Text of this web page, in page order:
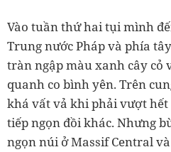
Vào tuần thứ hai tụi mình
Trung nước Pháp và phía
tràn ngập màu xanh cây cỏ
quanh co bình yên. Trên
khá vất vả khi phải vượt
tiếp ngọn đồi khác. Nhưng
ngọn núi ở Massif Central